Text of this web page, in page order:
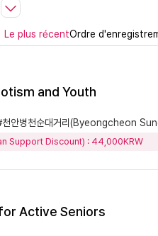
Le plus récentOrdre
and Youth
천안병천순대거리(Byeongcheon
Support Discount) : 44,000KRW
Active Seniors